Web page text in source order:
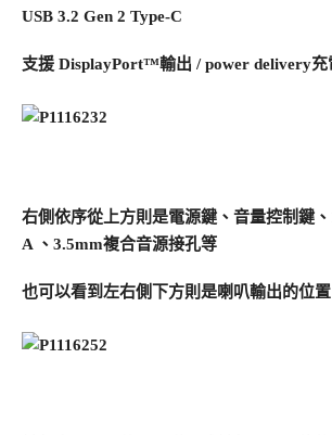
USB 3.2 Gen 2 Type-C
支援 DisplayPort™輸出 / power delivery充
右側依序從上方則是電源鍵、音量控制鍵
A 、3.5mm複合音源接孔等
也可以看到左右側下方則是喇叭輸出的位置